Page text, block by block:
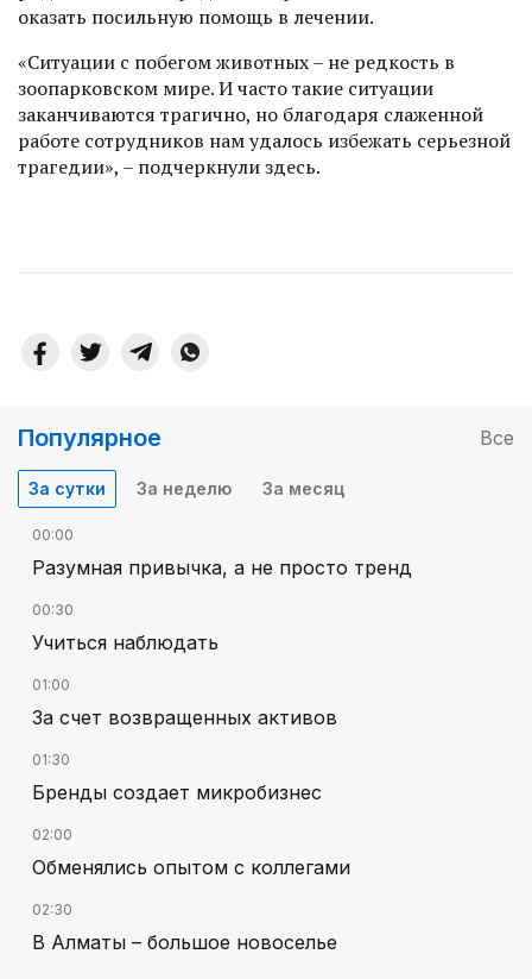
оказать посильную помощь в лечении.
«Ситуации с побегом животных – не редкость в
зоопарковском мире. И часто такие ситуации
заканчиваются трагично, но благодаря слаженной
работе сотрудников нам удалось избежать серьезной
трагедии», – подчеркнули здесь.
Популярное Все
За сутки За неделю За месяц
00:00
Разумная привычка, а не просто тренд
00:30
Учиться наблюдать
01:00
За счет возвращенных активов
01:30
Бренды создает микробизнес
02:00
Обменялись опытом с коллегами
02:30
В Алматы – большое новоселье